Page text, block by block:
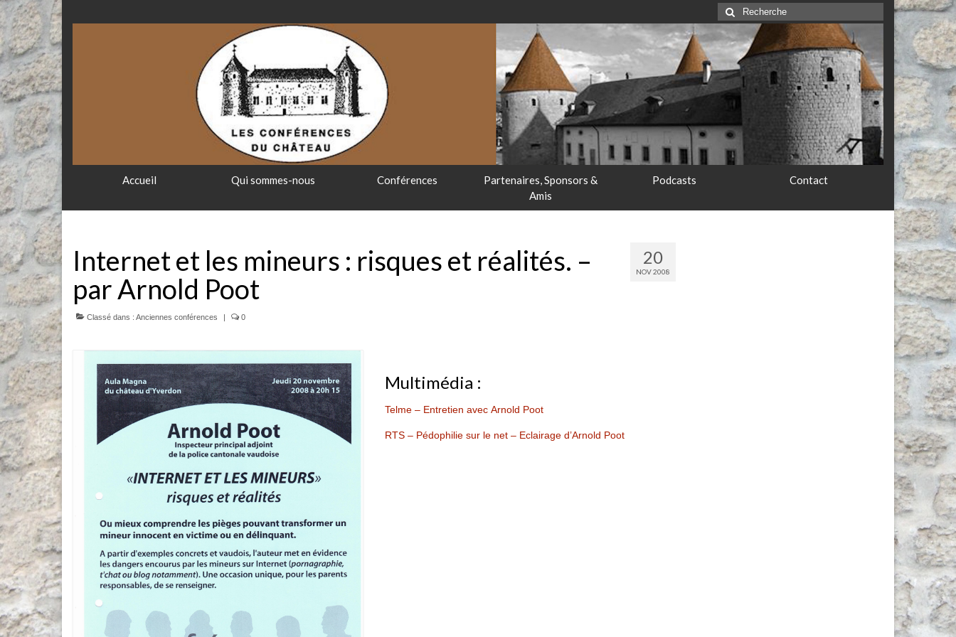
Rechercher
:
Accueil Qui sommes-nous Conférences
Partenaires, Sponsors &
Amis
Podcasts Contact
20
NOV 2008
Internet et les mineurs : risques et réalités. –
par Arnold Poot
Classé dans : Anciennes conférences | 0
Multimédia :
Telme – Entretien avec Arnold Poot
RTS – Pédophilie sur le net – Eclairage d’Arnold Poot